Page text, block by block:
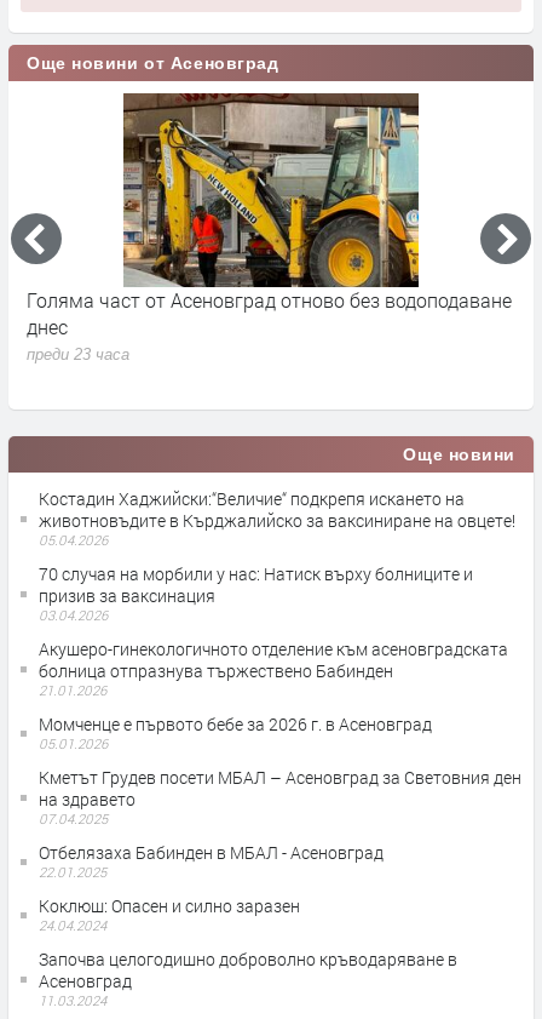
Още новини от Асеновград
Голяма част от Асеновград отново без водоподаване
днес
преди 23 часа
Още новини
Костадин Хаджийски:“Величие“ подкрепя искането на
животновъдите в Кърджалийско за ваксиниране на овцете!
05.04.2026
70 случая на морбили у нас: Натиск върху болниците и
призив за ваксинация
03.04.2026
Акушеро-гинекологичното отделение към асеновградската
болница отпразнува тържествено Бабинден
21.01.2026
Момченце е първото бебе за 2026 г. в Асеновград
05.01.2026
Кметът Грудев посети МБАЛ – Асеновград за Световния ден
на здравето
07.04.2025
Отбелязаха Бабинден в МБАЛ - Асеновград
22.01.2025
Коклюш: Опасен и силно заразен
24.04.2024
Започва целогодишно доброволно кръводаряване в
Асеновград
11.03.2024